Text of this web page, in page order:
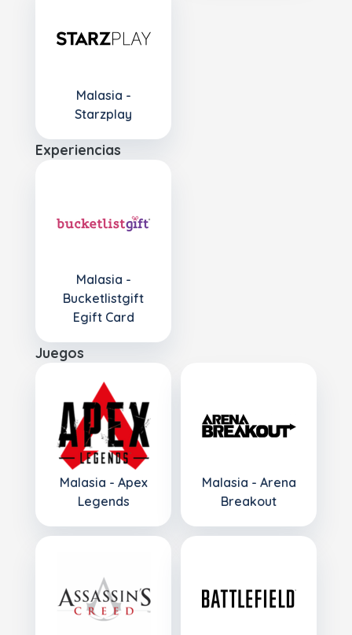
Malasia -
Starzplay
Experiencias
Malasia -
Bucketlistgift
Egift Card
Juegos
Malasia - Apex
Legends
Malasia - Arena
Breakout